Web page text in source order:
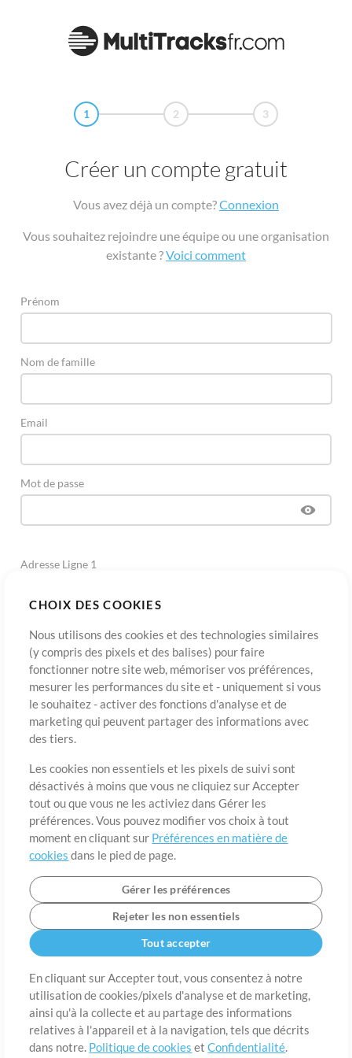
CHOIX DES COOKIES
Nous utilisons des cookies et des technologies similaires
(y compris des pixels et des balises) pour faire
fonctionner notre site web, mémoriser vos préférences,
mesurer les performances du site et - uniquement si vous
le souhaitez - activer des fonctions d'analyse et de
marketing qui peuvent partager des informations avec
des tiers.
Les cookies non essentiels et les pixels de suivi sont
désactivés à moins que vous ne cliquiez sur Accepter
tout ou que vous ne les activiez dans Gérer les
préférences. Vous pouvez modifier vos choix à tout
moment en cliquant sur Préférences en matière de
cookies dans le pied de page.
Gérer les préférences
Rejeter les non essentiels
Tout accepter
En cliquant sur Accepter tout, vous consentez à notre
utilisation de cookies/pixels d'analyse et de marketing,
ainsi qu'à la collecte et au partage des informations
relatives à l'appareil et à la navigation, tels que décrits
dans notre. Politique de cookies etConfidentialité.
1 2 3
Créer un compte gratuit
Vous avez déjà un compte?Connexion
Vous souhaitez rejoindre une équipe ou une organisation
existante ?Voici comment
Prénom
Nom de famille
Email
Mot de passe
Adresse Ligne 1
Ville
Pays
Étât Langue
A propos de Conditions d’utilisation Confidentialité
Préférences en
matière de cookies
Contact
©2006-2026 par MultiTracks LLC. Tous droits réservés.